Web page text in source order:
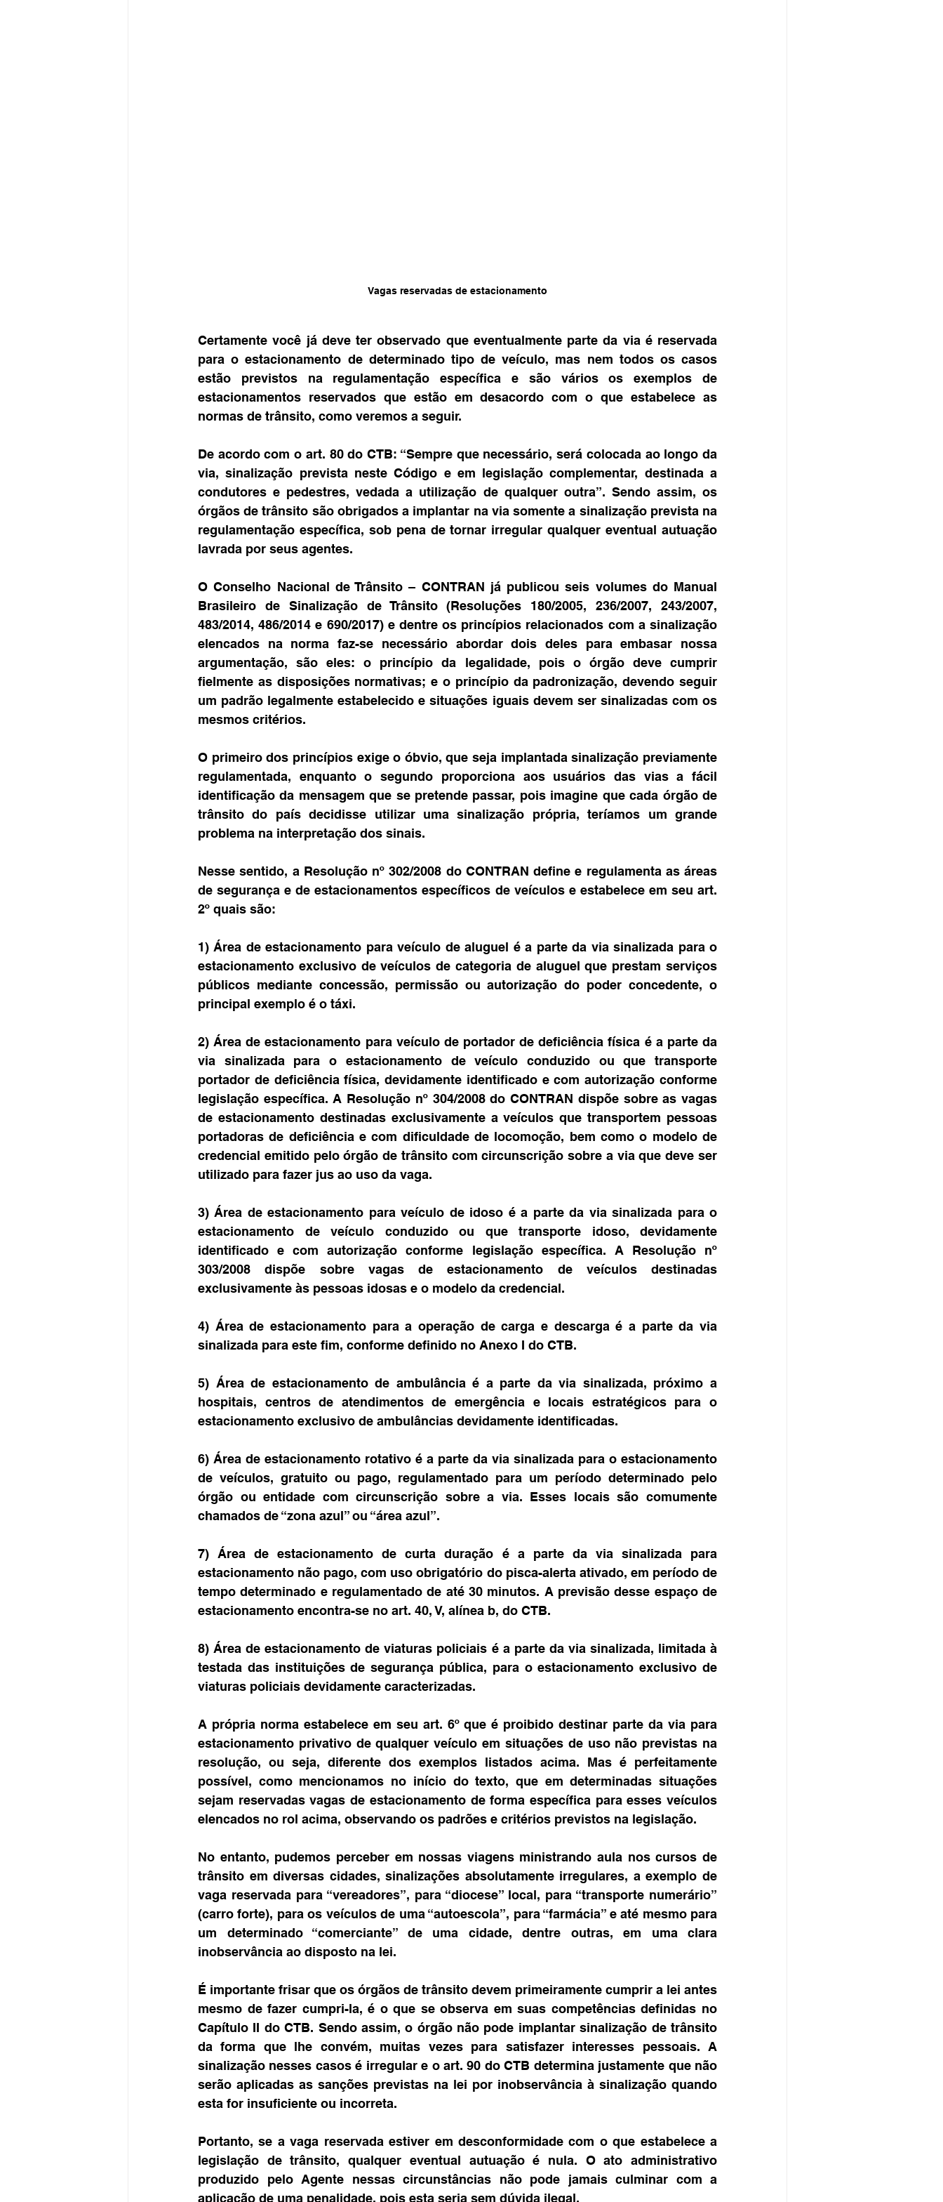
Vagas reservadas de estacionamento
Certamente você já deve ter observado que eventualmente parte da via é reservada
para o estacionamento de determinado tipo de veículo, mas nem todos os casos
estão previstos na regulamentação específica e são vários os exemplos de
estacionamentos reservados que estão em desacordo com o que estabelece as
normas de trânsito, como veremos a seguir.
De acordo com o art. 80 do CTB: “Sempre que necessário, será colocada ao longo da
via, sinalização prevista neste Código e em legislação complementar, destinada a
condutores e pedestres, vedada a utilização de qualquer outra”. Sendo assim, os
órgãos de trânsito são obrigados a implantar na via somente a sinalização prevista na
regulamentação específica, sob pena de tornar irregular qualquer eventual autuação
lavrada por seus agentes.
O Conselho Nacional de Trânsito – CONTRAN já publicou seis volumes do Manual
Brasileiro de Sinalização de Trânsito (Resoluções 180/2005, 236/2007, 243/2007,
483/2014, 486/2014 e 690/2017) e dentre os princípios relacionados com a sinalização
elencados na norma faz-se necessário abordar dois deles para embasar nossa
argumentação, são eles: o princípio da legalidade, pois o órgão deve cumprir
fielmente as disposições normativas; e o princípio da padronização, devendo seguir
um padrão legalmente estabelecido e situações iguais devem ser sinalizadas com os
mesmos critérios.
O primeiro dos princípios exige o óbvio, que seja implantada sinalização previamente
regulamentada, enquanto o segundo proporciona aos usuários das vias a fácil
identificação da mensagem que se pretende passar, pois imagine que cada órgão de
trânsito do país decidisse utilizar uma sinalização própria, teríamos um grande
problema na interpretação dos sinais.
Nesse sentido, a Resolução nº 302/2008 do CONTRAN define e regulamenta as áreas
de segurança e de estacionamentos específicos de veículos e estabelece em seu art.
2º quais são:
1) Área de estacionamento para veículo de aluguel é a parte da via sinalizada para o
estacionamento exclusivo de veículos de categoria de aluguel que prestam serviços
públicos mediante concessão, permissão ou autorização do poder concedente, o
principal exemplo é o táxi.
2) Área de estacionamento para veículo de portador de deficiência física é a parte da
via sinalizada para o estacionamento de veículo conduzido ou que transporte
portador de deficiência física, devidamente identificado e com autorização conforme
legislação específica. A Resolução nº 304/2008 do CONTRAN dispõe sobre as vagas
de estacionamento destinadas exclusivamente a veículos que transportem pessoas
portadoras de deficiência e com dificuldade de locomoção, bem como o modelo de
credencial emitido pelo órgão de trânsito com circunscrição sobre a via que deve ser
utilizado para fazer jus ao uso da vaga.
3) Área de estacionamento para veículo de idoso é a parte da via sinalizada para o
estacionamento de veículo conduzido ou que transporte idoso, devidamente
identificado e com autorização conforme legislação específica. A Resolução nº
303/2008 dispõe sobre vagas de estacionamento de veículos destinadas
exclusivamente às pessoas idosas e o modelo da credencial.
4) Área de estacionamento para a operação de carga e descarga é a parte da via
sinalizada para este fim, conforme definido no Anexo I do CTB.
5) Área de estacionamento de ambulância é a parte da via sinalizada, próximo a
hospitais, centros de atendimentos de emergência e locais estratégicos para o
estacionamento exclusivo de ambulâncias devidamente identificadas.
6) Área de estacionamento rotativo é a parte da via sinalizada para o estacionamento
de veículos, gratuito ou pago, regulamentado para um período determinado pelo
órgão ou entidade com circunscrição sobre a via. Esses locais são comumente
chamados de “zona azul” ou “área azul”.
7) Área de estacionamento de curta duração é a parte da via sinalizada para
estacionamento não pago, com uso obrigatório do pisca-alerta ativado, em período de
tempo determinado e regulamentado de até 30 minutos. A previsão desse espaço de
estacionamento encontra-se no art. 40, V, alínea b, do CTB.
8) Área de estacionamento de viaturas policiais é a parte da via sinalizada, limitada à
testada das instituições de segurança pública, para o estacionamento exclusivo de
viaturas policiais devidamente caracterizadas.
A própria norma estabelece em seu art. 6º que é proibido destinar parte da via para
estacionamento privativo de qualquer veículo em situações de uso não previstas na
resolução, ou seja, diferente dos exemplos listados acima. Mas é perfeitamente
possível, como mencionamos no início do texto, que em determinadas situações
sejam reservadas vagas de estacionamento de forma específica para esses veículos
elencados no rol acima, observando os padrões e critérios previstos na legislação.
No entanto, pudemos perceber em nossas viagens ministrando aula nos cursos de
trânsito em diversas cidades, sinalizações absolutamente irregulares, a exemplo de
vaga reservada para “vereadores”, para “diocese” local, para “transporte numerário”
(carro forte), para os veículos de uma “autoescola”, para “farmácia” e até mesmo para
um determinado “comerciante” de uma cidade, dentre outras, em uma clara
inobservância ao disposto na lei.
É importante frisar que os órgãos de trânsito devem primeiramente cumprir a lei antes
mesmo de fazer cumpri-la, é o que se observa em suas competências definidas no
Capítulo II do CTB. Sendo assim, o órgão não pode implantar sinalização de trânsito
da forma que lhe convém, muitas vezes para satisfazer interesses pessoais. A
sinalização nesses casos é irregular e o art. 90 do CTB determina justamente que não
serão aplicadas as sanções previstas na lei por inobservância à sinalização quando
esta for insuficiente ou incorreta.
Portanto, se a vaga reservada estiver em desconformidade com o que estabelece a
legislação de trânsito, qualquer eventual autuação é nula. O ato administrativo
produzido pelo Agente nessas circunstâncias não pode jamais culminar com a
aplicação de uma penalidade, pois esta seria sem dúvida ilegal.